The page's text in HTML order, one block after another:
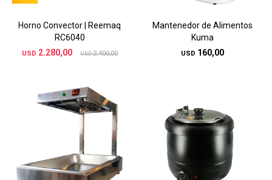
Horno Convector | Reemaq
RC6040
USD 2.280,00 USD 2.400,00
Mantenedor de Alimentos
Kuma
USD 160,00